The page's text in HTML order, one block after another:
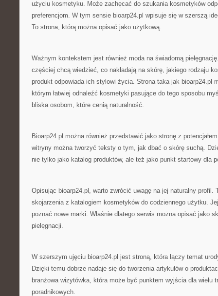
użyciu kosmetyku. Może zachęcać do szukania kosmetyków
preferencjom. W tym sensie bioarp24.pl wpisuje się w szerszą
To strona, którą można opisać jako użytkową.
Ważnym kontekstem jest również moda na świadomą
częściej chcą wiedzieć, co nakładają na skórę, jakiego rodzaju
produkt odpowiada ich stylowi życia. Strona taka jak bioarp24.pl
którym łatwiej odnaleźć kosmetyki pasujące do tego sposobu
bliska osobom, które cenią naturalność.
Bioarp24.pl można również przedstawić jako stronę z
witryny można tworzyć teksty o tym, jak dbać o skórę suchą.
nie tylko jako katalog produktów, ale też jako punkt startowy dla
Opisując bioarp24.pl, warto zwrócić uwagę na jej naturalny profil.
skojarzenia z katalogiem kosmetyków do codziennego użytku.
poznać nowe marki. Właśnie dlatego serwis można opisać jako
pielęgnacji.
W szerszym ujęciu bioarp24.pl jest stroną, która łączy temat
Dzięki temu dobrze nadaje się do tworzenia artykułów o
branżowa wizytówka, która może być punktem wyjścia dla wielu
poradnikowych.